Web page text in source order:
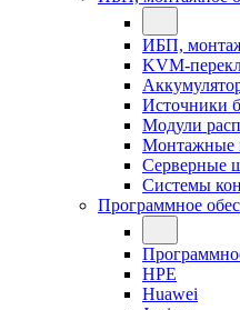
ИБП,
KVM-
Источники
Модули
Монтажные
Серверные
Системы
Программное
HPE
Huawei